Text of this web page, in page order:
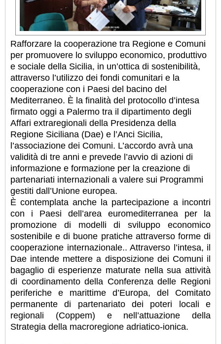
Rafforzare la cooperazione tra Regione e Comuni
per promuovere lo sviluppo economico, produttivo
e sociale della Sicilia, in un’ottica di sostenibilità,
attraverso l’utilizzo dei fondi comunitari e la
cooperazione con i Paesi del bacino del
Mediterraneo. È la finalità del protocollo d’intesa
firmato oggi a Palermo tra il dipartimento degli
Affari extraregionali della Presidenza della
Regione Siciliana (Dae) e l’Anci Sicilia,
l’associazione dei Comuni. L’accordo avrà una
validità di tre anni e prevede l’avvio di azioni di
informazione e formazione per la creazione di
partenariati internazionali a valere sui Programmi
gestiti dall’Unione europea.
È contemplata anche la partecipazione a incontri
con i Paesi dell’area euromediterranea per la
promozione di modelli di sviluppo economico
sostenibile e di buone pratiche attraverso forme di
cooperazione internazionale.. Attraverso l’intesa, il
Dae intende mettere a disposizione dei Comuni il
bagaglio di esperienze maturate nella sua attività
di coordinamento della Conferenza delle Regioni
periferiche e marittime d’Europa, del Comitato
permanente di partenariato dei poteri locali e
regionali (Coppem) e nell’attuazione della
Strategia della macroregione adriatico-ionica.